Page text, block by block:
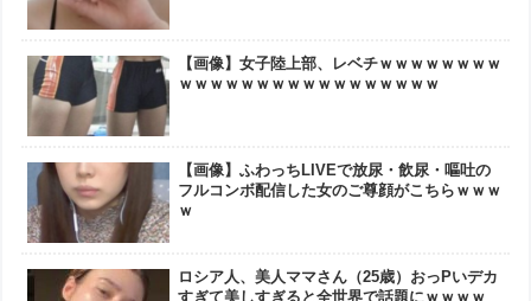
【画像】女子陸上部、レベチｗｗｗｗｗｗｗｗ
ｗｗｗｗｗｗｗｗｗｗｗｗｗｗｗｗｗ
【画像】ふわっちLIVEで放尿・飲尿・嘔吐の
フルコンボ配信した女のご尊顔がこちらｗｗｗ
ｗ
ロシア人、美人ママさん（25歳）おっPいデカ
すぎて美しすぎると全世界で話題にｗｗｗｗ